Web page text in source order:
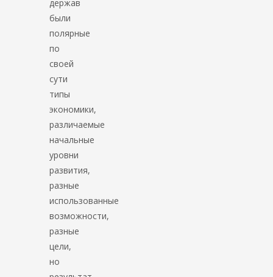
держав
были
полярные
по
своей
сути
типы
экономики,
различаемые
начальные
уровни
развития,
разные
использованные
возможности,
разные
цели,
но